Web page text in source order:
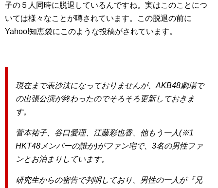
子の５人同時に脱退しているんですね。実はこのことにつ
いては様々なことが噂されています。この脱退の前に
Yahoo!知恵袋にこのような投稿がされています。
現在まで表沙汰になっておりませんが、AKB48劇場で
の出張公演が終わったのでそろそろ更新しておきま
す。
菅本祐子、谷口愛理、江藤彩也香、他もう一人(※1
HKT48メンバーの誰か)がファン宅で、3名の男性ファ
ンとお泊まりしています。
研究生からの密告で判明しており、男性の一人が『兄